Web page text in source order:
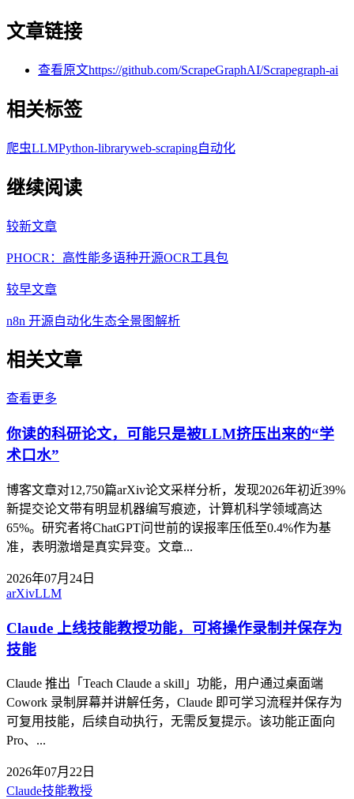
文章链接
查看原文https://github.com/ScrapeGraphAI/Scrapegraph-ai
相关标签
爬虫LLMPython-libraryweb-scraping自动化
继续阅读
较新文章
PHOCR：高性能多语种开源OCR工具包
较早文章
n8n 开源自动化生态全景图解析
相关文章
查看更多
你读的科研论文，可能只是被LLM挤压出来的“学
术口水”
博客文章对12,750篇arXiv论文采样分析，发现2026年初近39%
新提交论文带有明显机器编写痕迹，计算机科学领域高达
65%。研究者将ChatGPT问世前的误报率压低至0.4%作为基
准，表明激增是真实异变。文章...
2026年07月24日
arXivLLM
Claude 上线技能教授功能，可将操作录制并保存为
技能
Claude 推出「Teach Claude a skill」功能，用户通过桌面端
Cowork 录制屏幕并讲解任务，Claude 即可学习流程并保存为
可复用技能，后续自动执行，无需反复提示。该功能正面向
Pro、...
2026年07月22日
Claude技能教授